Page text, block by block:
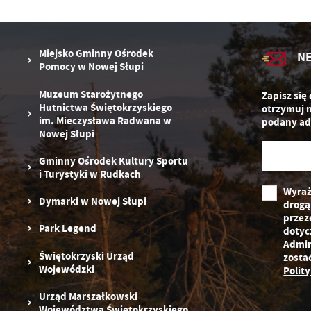
Miejsko Gminny Ośrodek
Pomocy w Nowej Słupi
Muzeum Starożytnego
Hutnictwa Świętokrzyskiego
im. Mieczysława Radwana w
Nowej Słupi
Gminny Ośrodek Kultury Sportu
i Turystyki w Rudkach
Dymarki w Nowej Słupi
Park Legend
Świętokrzyski Urząd
Wojewódzki
Urząd Marszałkowski
Zapisz
otrzymuj
podany